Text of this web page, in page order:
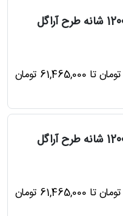
فرش تهران 1200 شانه طرح آراگل
فرش تهران 1200 شانه طرح آراگل